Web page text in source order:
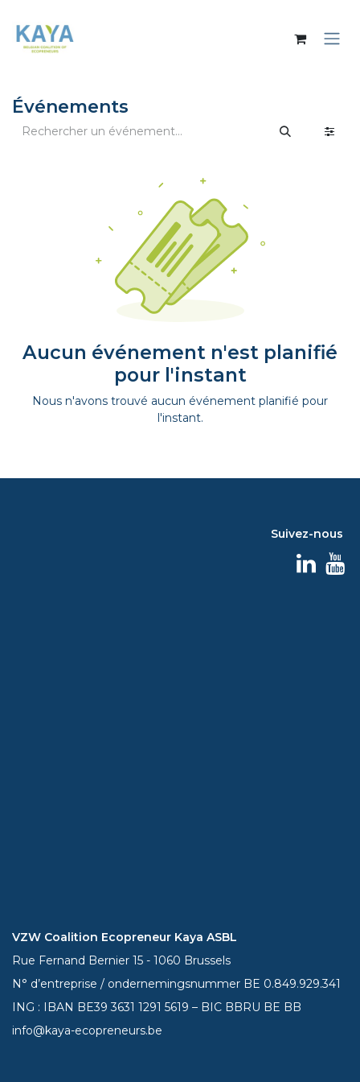
Événements
Aucun événement n'est planifié
pour l'instant
Nous n'avons trouvé aucun événement planifié pour
l'instant.
Suivez-nous
VZW Coalition Ecopreneur Kaya ASBL
Rue Fernand Bernier 15 - 1060 Brussels
N° d’entreprise / ondernemingsnummer BE 0.849.929.341
ING : IBAN BE393631 1291 5619 – BIC BBRU BE BB
info@kaya-ecopreneurs.be